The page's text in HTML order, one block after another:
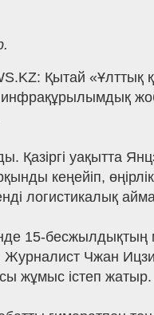
Қытай «Ұлттық
Қазіргі уақытта
кеңейіп,
логистикалық
15-
Чжан
жұмыс істеп жатыр.